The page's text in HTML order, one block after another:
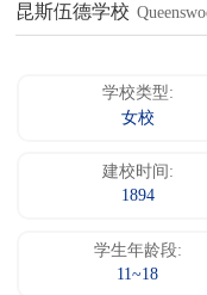
昆斯伍德学校
学校类型:
女校
建校时间:
1894
学生年龄段:
11~18